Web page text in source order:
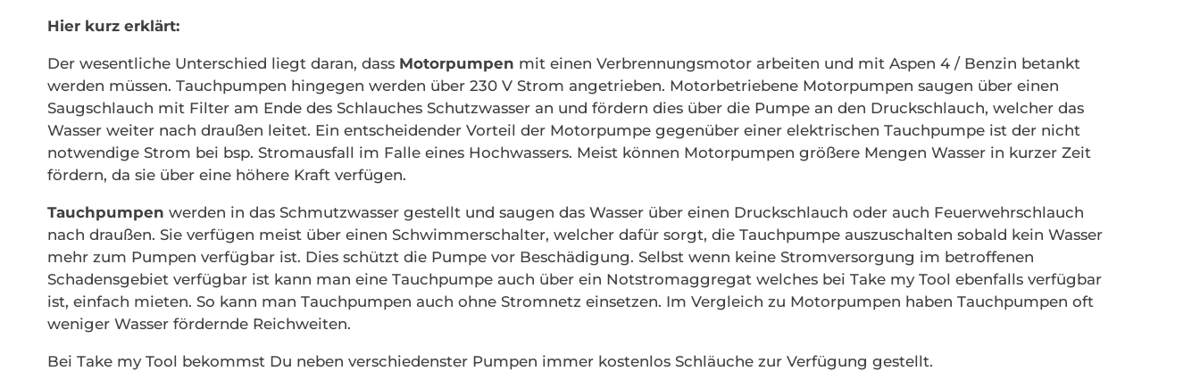
Hier kurz erklärt:
Der wesentliche Unterschied liegt daran, dass Motorpumpen mit einen Verbrennungsmotor arbeiten und mit Aspen 4 / Benzin betankt
werden müssen. Tauchpumpen hingegen werden über 230 V Strom angetrieben. Motorbetriebene Motorpumpen saugen über einen
Saugschlauch mit Filter am Ende des Schlauches Schutzwasser an und fördern dies über die Pumpe an den Druckschlauch, welcher das
Wasser weiter nach draußen leitet. Ein entscheidender Vorteil der Motorpumpe gegenüber einer elektrischen Tauchpumpe ist der nicht
notwendige Strom bei bsp. Stromausfall im Falle eines Hochwassers. Meist können Motorpumpen größere Mengen Wasser in kurzer Zeit
fördern, da sie über eine höhere Kraft verfügen.
Tauchpumpen werden in das Schmutzwasser gestellt und saugen das Wasser über einen Druckschlauch oder auch Feuerwehrschlauch
nach draußen. Sie verfügen meist über einen Schwimmerschalter, welcher dafür sorgt, die Tauchpumpe auszuschalten sobald kein Wasser
mehr zum Pumpen verfügbar ist. Dies schützt die Pumpe vor Beschädigung. Selbst wenn keine Stromversorgung im betroffenen
Schadensgebiet verfügbar ist kann man eine Tauchpumpe auch über ein Notstromaggregat welches bei Take my Tool ebenfalls verfügbar
ist, einfach mieten. So kann man Tauchpumpen auch ohne Stromnetz einsetzen. Im Vergleich zu Motorpumpen haben Tauchpumpen oft
weniger Wasser fördernde Reichweiten.
Bei Take my Tool bekommst Du neben verschiedenster Pumpen immer kostenlos Schläuche zur Verfügung gestellt.